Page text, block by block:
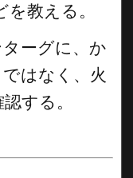
教える。
ーグに、か
はなく、火
する。